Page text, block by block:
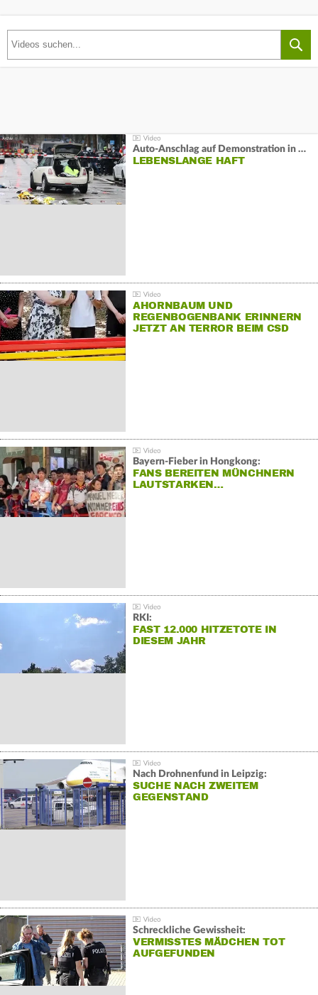
Auto-Anschlag auf Demonstration in München:
LEBENSLANGE HAFT
AHORNBAUM UND
REGENBOGENBANK ERINNERN
JETZT AN TERROR BEIM CSD
Bayern-Fieber in Hongkong:
FANS BEREITEN MÜNCHNERN
LAUTSTARKEN…
RKI:
FAST 12.000 HITZETOTE IN
DIESEM JAHR
Nach Drohnenfund in Leipzig:
SUCHE NACH ZWEITEM
GEGENSTAND
Schreckliche Gewissheit:
VERMISSTES MÄDCHEN TOT
AUFGEFUNDEN